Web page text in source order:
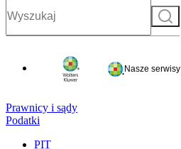
Szukaj
Nasze serwisy
Prawnicy i sądy
Podatki
PIT